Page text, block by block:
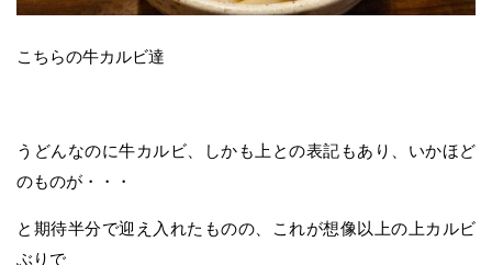
こちらの牛カルビ達
うどんなのに牛カルビ、しかも上との表記もあり、いかほど
のものが・・・
と期待半分で迎え入れたものの、これが想像以上の上カルビ
ぶりで